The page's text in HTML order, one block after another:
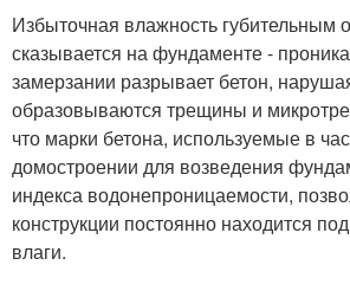
Избыточная влажность губительным
сказывается на фундаменте -
замерзании разрывает бетон,
образовываются трещины и
что марки бетона, используемые в
домостроении для возведения
индекса водонепроницаемости,
конструкции постоянно находится
влаги.